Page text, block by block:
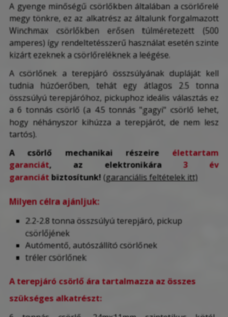
A gyenge minőségű csörlőkben általában a csörlőrelé
megy tönkre, ez az alkatrész az általunk forgalmazott
Winchmax csörlőkben erősen túlméretezett (500
amperes) így rendeltetésszerű használat esetén szinte
kizárt ezeknek a csörlőreléknek a leégése.
A csörlőnek a terepjáró összsúlyának dupláját kell
tudnia húzóerőben, tehát egy átlagos 2.5 tonna
összsúlyú terepjáróhoz, pickuphoz ideális választás ez
a 6 tonnás csörlő (a 4.5 tonnás "gagyi" csörlő lehet,
hogy néhányszor kihúzza a terepjárót, de nem lesz
tartós).
A csörlő mechanikai részeire élettartam
garanciát, az elektronikára 3 év
garanciátbiztosítunk! (garanciális feltételek itt)
Milyen célra ajánljuk:
2.2-2.8 tonna összsúlyú terepjáró, pickup
csörlőjének
Autómentő, autószállító csörlőnek
tréler csörlőnek
A terepjáró csörlő ára tartalmazza az összes
szükséges alkatrészt: